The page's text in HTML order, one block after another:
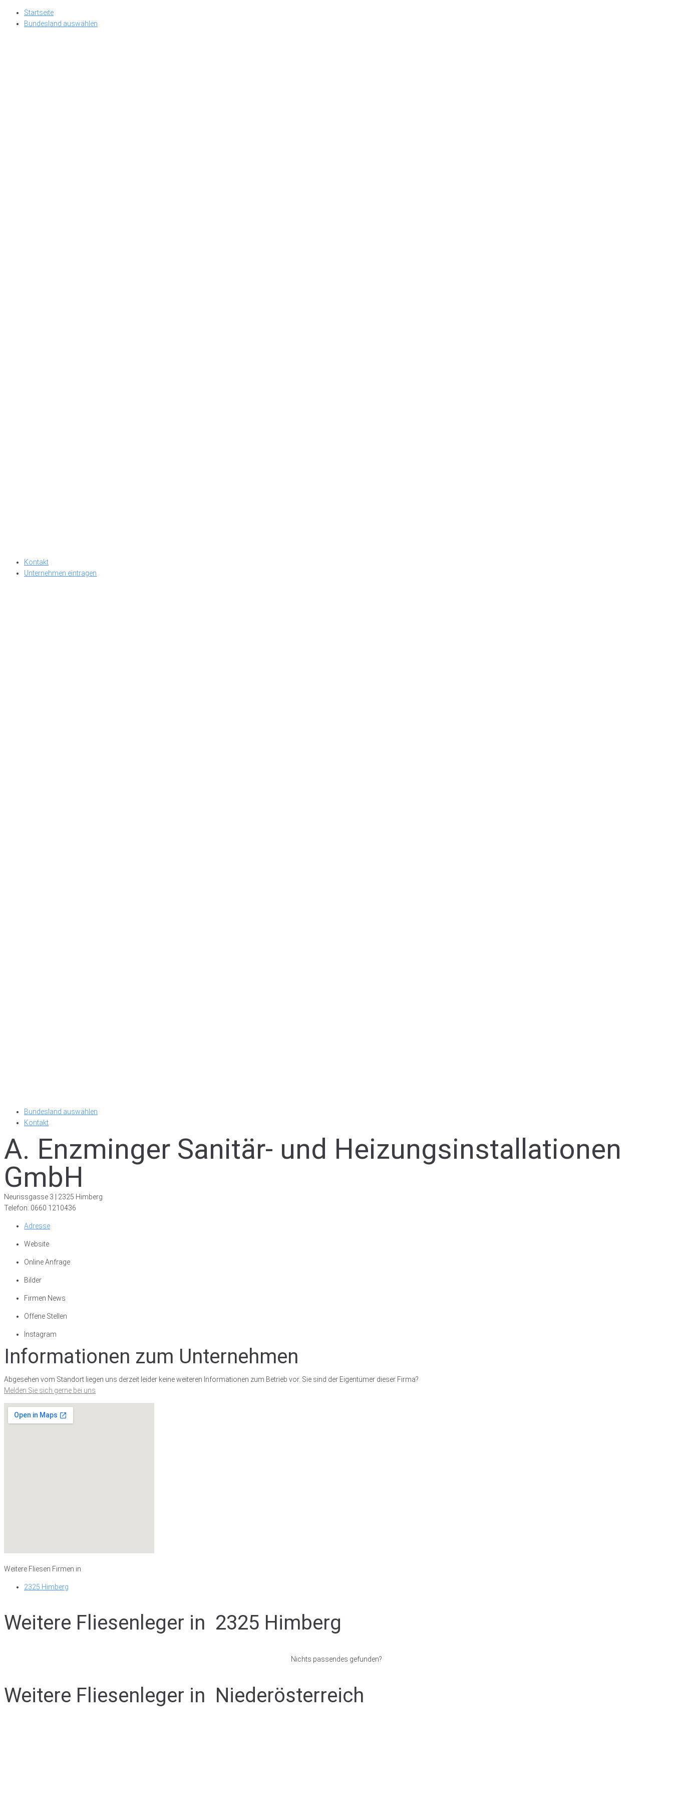
Skip
Startseite
Bundesland auswählen
Kontakt
Unternehmen eintragen
Bundesland auswählen
Kontakt
A. Enzminger Sanitär- und Heizungsinstallationen
GmbH
Neurissgasse 3 | 2325 Himberg
Telefon: 0660 1210436
Adresse
Website
Online Anfrage
Bilder
Firmen News
Offene Stellen
Instagram
Informationen zum Unternehmen
Abgesehen vom Standort liegen uns derzeit leider keine weiteren Informationen zum Betrieb vor. Sie sind der Eigentümer dieser Firma?
Melden Sie sich gerne bei uns
Weitere Fliesen Firmen in
2325 Himberg
Weitere Fliesenleger in 2325 Himberg
Nichts passendes gefunden?
Weitere Fliesenleger in Niederösterreich